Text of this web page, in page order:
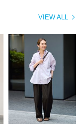
VIEW ALL